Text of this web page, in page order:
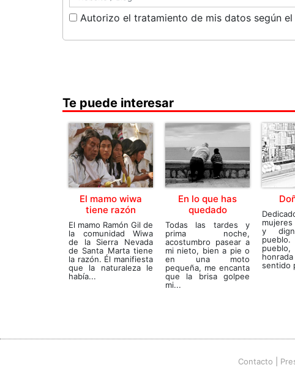
Autorizo el tratamiento de mis datos según
Te puede interesar
El mamo wiwa
tiene razón
El mamo Ramón Gil de
la comunidad Wiwa
de la Sierra Nevada
de Santa Marta tiene
la razón. Él manifiesta
que la naturaleza le
había...
En lo que has
quedado
Todas las tardes y
prima noche,
acostumbro pasear a
mi nieto, bien a pie o
en una moto
pequeña, me encanta
que la brisa golpee
mi...
y
sentido
Contacto